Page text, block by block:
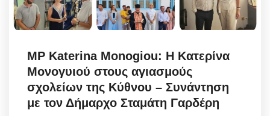
MP Katerina Monogiou: Η Κατερίνα
Μονογυιού στους αγιασμούς
σχολείων της Κύθνου – Συνάντηση
με τον Δήμαρχο Σταμάτη Γαρδέρη